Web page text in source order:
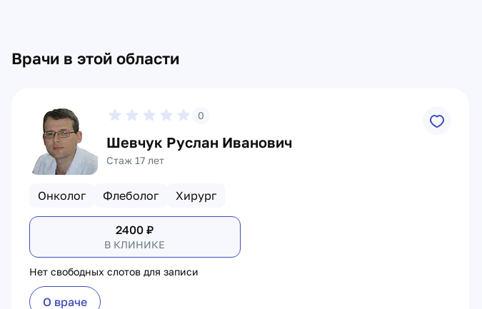
Врачи в этой области
0
Шевчук Руслан Иванович
Стаж 17 лет
Онколог Флеболог Хирург
2400 ₽
В КЛИНИКЕ
Нет свободных слотов для записи
О враче